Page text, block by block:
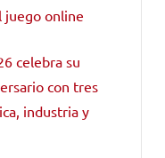
juego online
celebra su
con tres
industria y